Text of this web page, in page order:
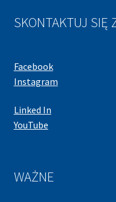
SKONTAKTUJ SIĘ
Facebook
Instagram
Linked In
YouTube
WAŻNE